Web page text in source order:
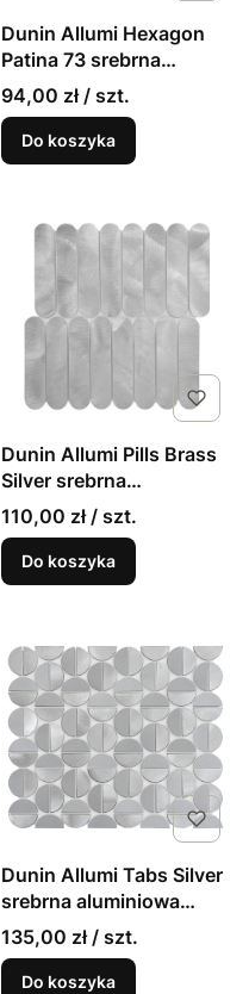
Dunin Allumi Hexagon
Patina 73 srebrna
mozaika z efektem
patyny
94,00 zł / szt.
Do koszyka
Dunin Allumi Pills Brass
Silver srebrna
aluminiowa mozaika
ścienna
110,00 zł / szt.
Do koszyka
Dunin Allumi Tabs Silver
srebrna aluminiowa
mozaika ścienna
135,00 zł / szt.
Do koszyka